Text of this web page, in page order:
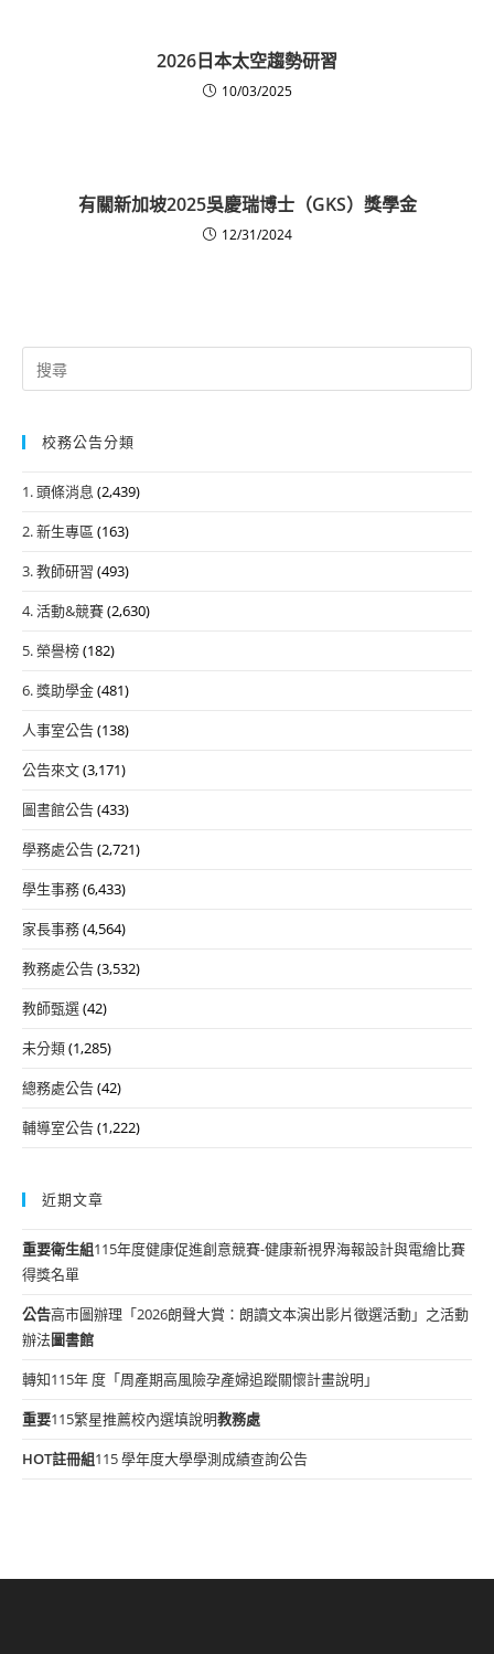
2026日本太空趨勢研習
10/03/2025
有關新加坡2025吳慶瑞博士（GKS）獎學金
12/31/2024
Search
for:
校務公告分類
1. 頭條消息 (2,439)
2. 新生專區 (163)
3. 教師研習 (493)
4. 活動&競賽(2,630)
5. 榮譽榜(182)
6. 獎助學金(481)
人事室公告(138)
公告來文(3,171)
圖書館公告(433)
學務處公告(2,721)
學生事務(6,433)
家長事務(4,564)
教務處公告(3,532)
教師甄選(42)
未分類(1,285)
總務處公告(42)
輔導室公告(1,222)
近期文章
重要衛生組115年度健康促進創意競賽-健康新視界海報設計與電繪比賽
得獎名單
公告高市圖辦理「2026朗聲大賞：朗讀文本演出影片徵選活動」之活動
辦法圖書館
轉知115年 度「周產期高風險孕產婦追蹤關懷計畫說明」
重要115繁星推薦校內選填說明教務處
HOT註冊組115 學年度大學學測成績查詢公告